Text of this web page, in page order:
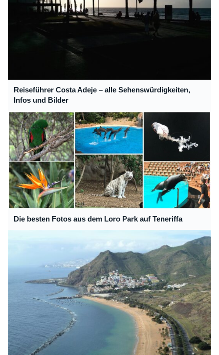
Reiseführer Costa Adeje – alle Sehenswürdigkeiten,
Infos und Bilder
Die besten Fotos aus dem Loro Park auf Teneriffa